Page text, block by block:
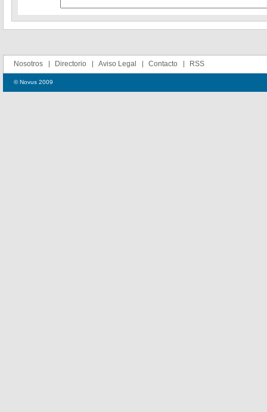
Nosotros Directorio Aviso Legal Contacto RSS
© Novus 2009